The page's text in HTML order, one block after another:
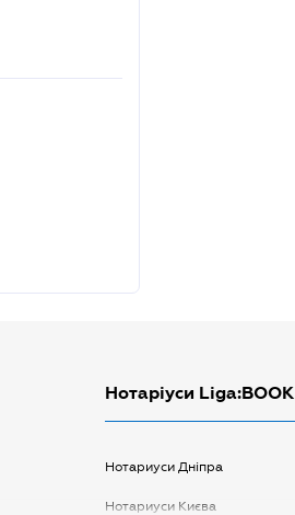
Нотаріуси Liga:BOOK
Нотариуси Дніпра
Нотариуси Києва